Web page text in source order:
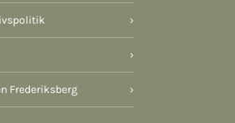
›
›
Frederiksberg ›